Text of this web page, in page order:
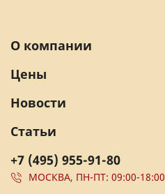
+7 (495) 955-91-80
МОСКВА, ПН-ПТ: 09:00-18:00
О компании
Цены
Новости
Статьи